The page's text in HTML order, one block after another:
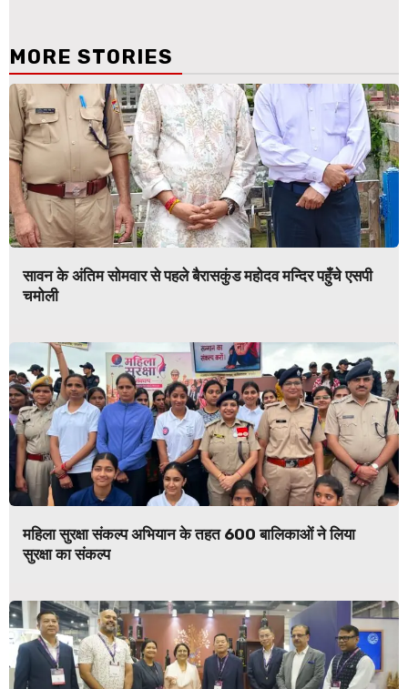
MORE STORIES
सावन के अंतिम सोमवार से पहले बैरासकुंड महोदव मन्दिर पहुँचे एसपी
चमोली
महिला सुरक्षा संकल्प अभियान के तहत 600 बालिकाओं ने लिया
सुरक्षा का संकल्प